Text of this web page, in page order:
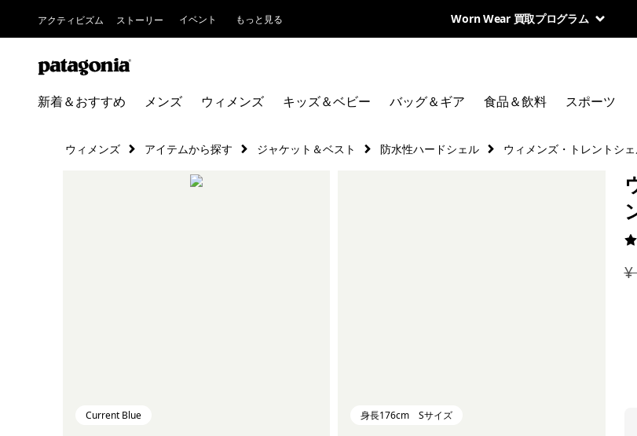
アクティビズム ストーリー イベント もっと見る Worn Wear 買取プログラム
新着＆おすすめ メンズ ウィメンズ キッズ＆ベビー バッグ＆ギア 食品＆飲料 スポーツ
ウィメンズ アイテムから探す ジャケット＆ベスト 防水性ハードシェル ウィメンズ・トレントシ
Current Blue 身長176cm Sサイズ
¥